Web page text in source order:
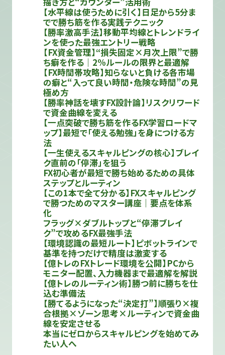
【水平線は使うために引く】日足から5分ま
でで勝ち筋を作る実践テクニック
【勝率激高手法】移動平均線とトレンドライ
ンを使った最強エントリー戦略
【FX資金管理】“損失固定×月次上限”で勝
ち癖を作る｜2%ルールの限界と最適解
【FX時間帯攻略】知らないと負ける各市場
の癖と“入って良い時間・危険な時間”の見
極め方
【勝率神話を壊すFX設計論】リスクリワード
で資金曲線を変える
【一点突破で勝ち筋を作るFX学習ロードマ
ップ】最短で「使える勉強」を身につける方
法
【一生使えるスキャルピングの核心】ブレイ
ク直前の「停滞」を狙う
FX初心者が最短で勝ち始めるための具体
ステップとルーティン
【この1本で全て分かる】FXスキャルピング
で勝つためのマスター講座｜要点を体系
化
フラッグ×ダブルトップと“停滞ブレイ
ク”で攻めるFX最強手法
【環境認識の最短ルート】ピボットラインで
基準を持つだけで精度は激変する
【億トレのFXトレード環境を公開】PCから
モニター配置、入力機器まで最適解を解説
【億トレのルーティン術】勝つ前に勝ちを仕
込む準備法
【勝てるようになった“決定打”】順張り×複
合根拠×ゾーン思考×ルーティンで資金曲
線を安定させる
本当にゼロからスキャルピングを始めてみ
たい人へ